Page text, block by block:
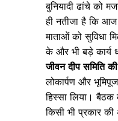
बुनियादी ढांचे को
ही नतीजा है कि
माताओं को सुविधा
के और भी बड़े कार्य
जीवन दीप समिति
लोकार्पण और
हिस्सा लिया। बैठक
किसी भी प्रकार